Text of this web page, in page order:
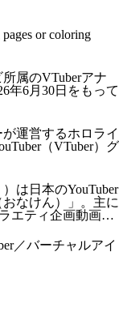
or coloring
属のVTuberアナ
年6月30日をもって
運営するホロライ
（VTuber）グ
は日本のYouTuber
なけん）」。主に
エティ企画動画…
／バーチャルアイ